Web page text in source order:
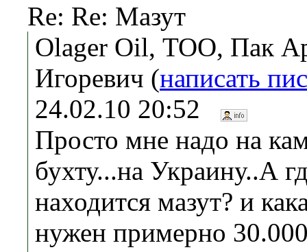
Re: Re: Мазут
Olager Oil, ТОО, Пак
Игоревич (написать
24.02.10 20:52
Просто мне надо на
бухту...на Украину..А
находится мазут? и
нужен примерно